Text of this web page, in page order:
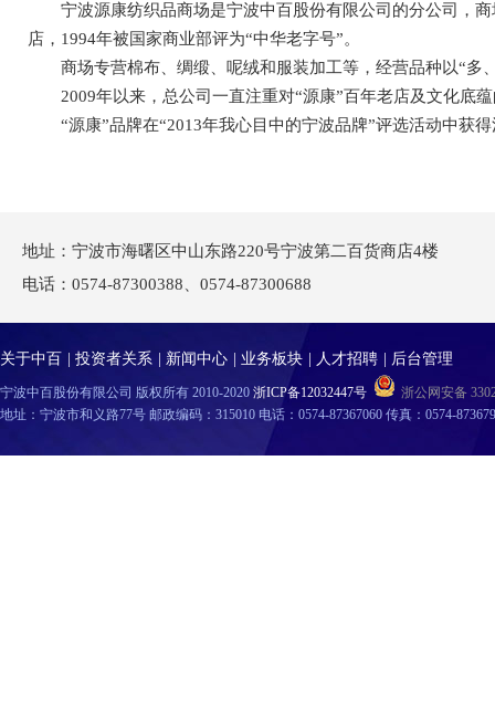
宁波源康纺织品商场是宁波中百股份有限公司的分公司，商
店，1994年被国家商业部评为“中华老字号”。
商场专营棉布、绸缎、呢绒和服装加工等，经营品种以“多
2009年以来，总公司一直注重对“源康”百年老店及文化底蕴
“源康”品牌在“2013年我心目中的宁波品牌”评选活动中获得
地址：宁波市海曙区中山东路220号宁波第二百货商店4楼
电话：0574-87300388、0574-87300688
关于中百 投资者关系 新闻中心 业务板块 人才招聘 后台管理
宁波中百股份有限公司 版权所有 2010-2020 浙ICP备12032447号
浙公网安备
地址：宁波市和义路77号 邮政编码：315010 电话：0574-87367060 传真：0574-